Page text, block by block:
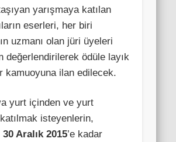
yarışmaya katılan
eserleri, her biri
uzmanı olan jüri üyeleri
değerlendirilerek ödüle layık
kamuoyuna ilan edilecek.
yurt içinden ve yurt
katılmak isteyenlerin,
30 Aralık 2015’e kadar